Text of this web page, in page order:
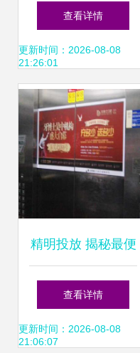
一键关闭开机广告
用户权益的胜利还
是广告业的变革？
查看详情
更新时间：2026-08-08
21:26:01
精明投放 揭秘最便
宜的电梯广告招租
与独家发布门道
查看详情
更新时间：2026-08-08
21:06:07